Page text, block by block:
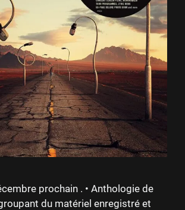
prochain . • Anthologie de
du matériel enregistré et